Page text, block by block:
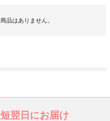
品はありません。
翌日にお届け